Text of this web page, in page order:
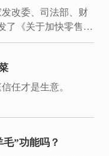
改委、司法部、财
了《关于加快零售业
任才是生意。
”功能吗？